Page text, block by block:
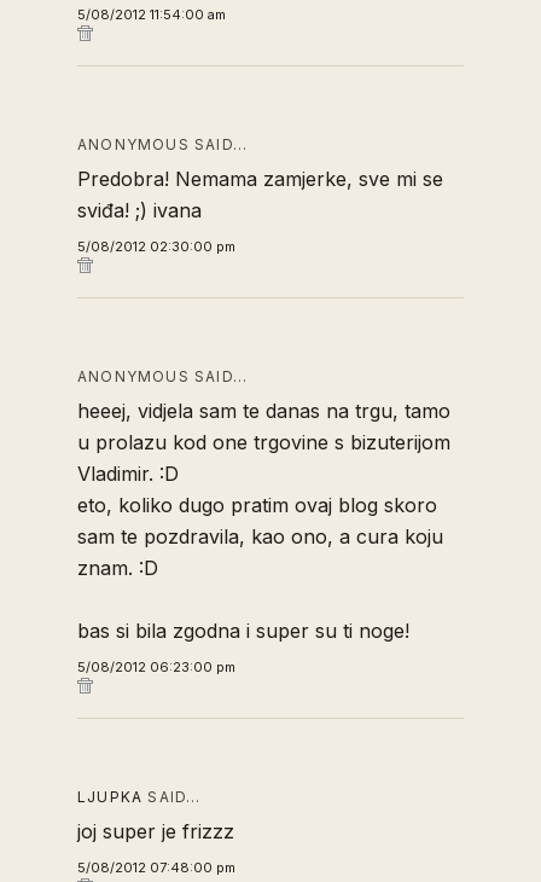
5/08/2012 11:54:00 am
ANONYMOUS SAID…
Predobra! Nemama zamjerke, sve mi se
sviđa! ;) ivana
5/08/2012 02:30:00 pm
ANONYMOUS SAID…
heeej, vidjela sam te danas na trgu, tamo
u prolazu kod one trgovine s bizuterijom
Vladimir. :D
eto, koliko dugo pratim ovaj blog skoro
sam te pozdravila, kao ono, a cura koju
znam. :D
bas si bila zgodna i super su ti noge!
5/08/2012 06:23:00 pm
LJUPKA SAID…
joj super je frizzz
5/08/2012 07:48:00 pm